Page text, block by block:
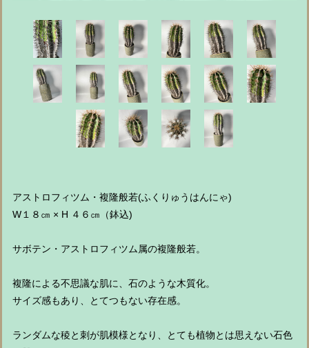
アストロフィツム・複隆般若(ふくりゅうはんにゃ)
W１８㎝ × H ４６㎝（鉢込)
サボテン・アストロフィツム属の複隆般若。
複隆による不思議な肌に、石のような木質化。
サイズ感もあり、とてつもない存在感。
ランダムな稜と刺が肌模様となり、とても植物とは思えない石色